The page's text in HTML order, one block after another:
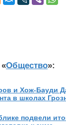
Общество»:
и Хож-Бауди
в школах
подвели